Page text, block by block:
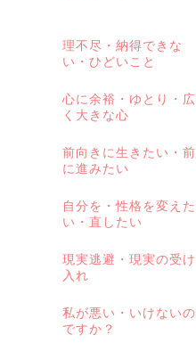
理不尽・納得できな
い・ひどいこと
心に余裕・ゆとり・広
く大きな心
前向きに生きたい・前
に進みたい
自分を・性格を変えた
い・直したい
現実逃避・現実の受け
入れ
私が悪い・いけないの
ですか？